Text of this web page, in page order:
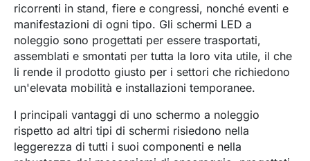
ricorrenti in stand, fiere e congressi, nonché eventi e
manifestazioni di ogni tipo. Gli schermi LED a
noleggio sono progettati per essere trasportati,
assemblati e smontati per tutta la loro vita utile, il che
li rende il prodotto giusto per i settori che richiedono
un'elevata mobilità e installazioni temporanee.
I principali vantaggi di uno schermo a noleggio
rispetto ad altri tipi di schermi risiedono nella
leggerezza di tutti i suoi componenti e nella